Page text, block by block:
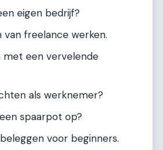
eigen bedrijf?
van freelance werken.
met een vervelende
als werknemer?
spaarpot op?
voor beginners.